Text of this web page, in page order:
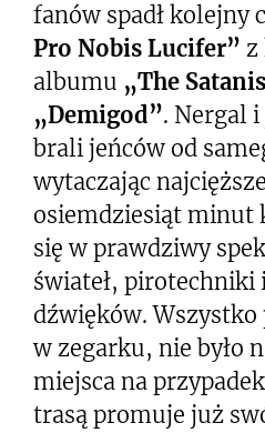
fanów spadł kolejny
Pro Nobis Lucifer” z
albumu „The
„Demigod”. Nergal
brali jeńców od
wytaczając
osiemdziesiąt minut
się w prawdziwy
świateł,
dźwięków. Wszystko
w zegarku, nie było
miejsca na
trasą promuje już